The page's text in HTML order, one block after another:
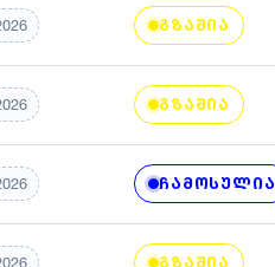
ᲒᲖᲐᲨᲘᲐ
ᲒᲖᲐᲨᲘᲐ
ᲩᲐᲛᲝᲡᲣᲚᲘᲐ
ᲒᲖᲐᲨᲘᲐ